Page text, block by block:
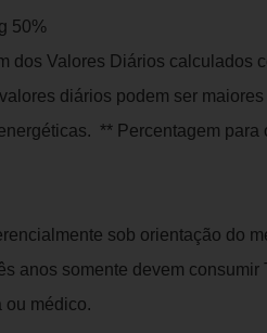
50%
dos Valores Diários calculados
diários podem ser
** Percentagem
sob orientação do
anos somente devem
ou médico.